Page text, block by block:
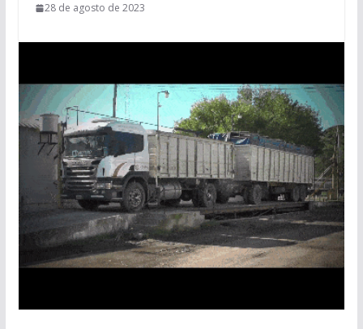
28 de agosto de 2023